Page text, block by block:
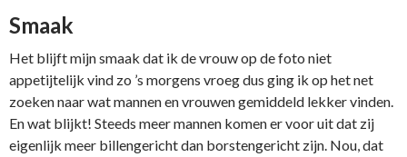
Smaak
Het blijft mijn smaak dat ik de vrouw op de foto niet
appetijtelijk vind zo ’s morgens vroeg dus ging ik op het net
zoeken naar wat mannen en vrouwen gemiddeld lekker vinden.
En wat blijkt! Steeds meer mannen komen er voor uit dat zij
eigenlijk meer billengericht dan borstengericht zijn. Nou, dat